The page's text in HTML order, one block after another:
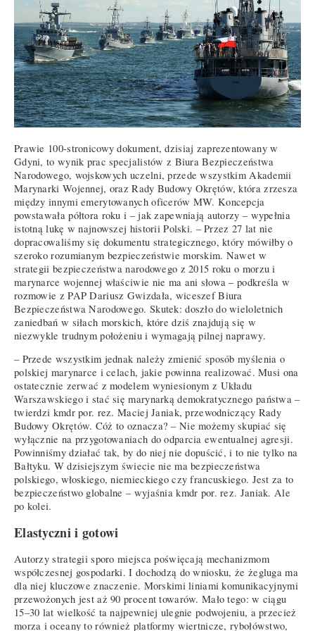
Prawie 100-stronicowy dokument, dzisiaj zaprezentowany w
Gdyni, to wynik prac specjalistów z Biura Bezpieczeństwa
Narodowego, wojskowych uczelni, przede wszystkim Akademii
Marynarki Wojennej, oraz Rady Budowy Okrętów, która zrzesza
między innymi emerytowanych oficerów MW. Koncepcja
powstawała półtora roku i – jak zapewniają autorzy – wypełnia
istotną lukę w najnowszej historii Polski. – Przez 27 lat nie
dopracowaliśmy się dokumentu strategicznego, który mówiłby o
szeroko rozumianym bezpieczeństwie morskim. Nawet w
strategii bezpieczeństwa narodowego z 2015 roku o morzu i
marynarce wojennej właściwie nie ma ani słowa – podkreśla w
rozmowie z PAP Dariusz Gwizdała, wiceszef Biura
Bezpieczeństwa Narodowego. Skutek: doszło do wieloletnich
zaniedbań w siłach morskich, które dziś znajdują się w
niezwykle trudnym położeniu i wymagają pilnej naprawy.
– Przede wszystkim jednak należy zmienić sposób myślenia o
polskiej marynarce i celach, jakie powinna realizować. Musi ona
ostatecznie zerwać z modelem wyniesionym z Układu
Warszawskiego i stać się marynarką demokratycznego państwa –
twierdzi kmdr por. rez. Maciej Janiak, przewodniczący Rady
Budowy Okrętów. Cóż to oznacza? – Nie możemy skupiać się
wyłącznie na przygotowaniach do odparcia ewentualnej agresji.
Powinniśmy działać tak, by do niej nie dopuścić, i to nie tylko na
Bałtyku. W dzisiejszym świecie nie ma bezpieczeństwa
polskiego, włoskiego, niemieckiego czy francuskiego. Jest za to
bezpieczeństwo globalne – wyjaśnia kmdr por. rez. Janiak. Ale
po kolei.
Elastyczni i gotowi
Autorzy strategii sporo miejsca poświęcają mechanizmom
współczesnej gospodarki. I dochodzą do wniosku, że żegluga ma
dla niej kluczowe znaczenie. Morskimi liniami komunikacyjnymi
przewożonych jest aż 90 procent towarów. Mało tego: w ciągu
15–30 lat wielkość ta najpewniej ulegnie podwojeniu, a przecież
morza i oceany to również platformy wiertnicze, rybołówstwo,